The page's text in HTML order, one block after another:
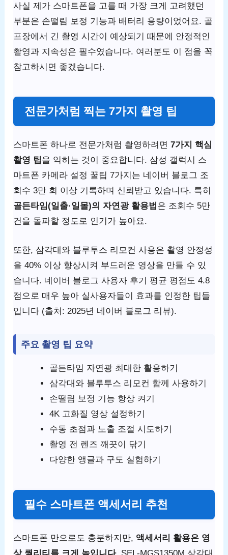
사실 제가 스마트폰을 고를 때 가장 크게 고려했던
부분은 손떨림 보정 기능과 배터리 용량이었어요. 골
프장에서 긴 촬영 시간이 예상되기 때문에 안정적인
촬영과 지속성은 필수였습니다. 여러분도 이 점을 꼭
참고하시면 좋겠습니다.
전문가처럼 찍는 7가지 촬영 팁
스마트폰 하나로 전문가처럼 촬영하려면7가지 핵심
촬영 팁을 익히는 것이 중요합니다. 삼성 갤럭시 스
마트폰 카메라 설정 꿀팁 7가지는 네이버 블로그 조
회수 3만 회 이상 기록하며 신뢰받고 있습니다. 특히
골든타임(일출·일몰)의 자연광 활용법 은 조회수 5만
건을 돌파할 정도로 인기가 높아요.
또한, 삼각대와 블루투스 리모컨 사용은 촬영 안정성
을 40% 이상 향상시켜 부드러운 영상을 만들 수 있
습니다. 네이버 블로그 사용자 후기 평균 평점도 4.8
점으로 매우 높아 실사용자들이 효과를 인정한 팁들
입니다 (출처: 2025년 네이버 블로그 리뷰).
주요 촬영 팁 요약
골든타임 자연광 최대한 활용하기
삼각대와 블루투스 리모컨 함께 사용하기
손떨림 보정 기능 항상 켜기
4K 고화질 영상 설정하기
수동 초점과 노출 조절 시도하기
촬영 전 렌즈 깨끗이 닦기
다양한 앵글과 구도 실험하기
필수 스마트폰 액세서리 추천
스마트폰 만으로도 충분하지만, 액세서리 활용은 영